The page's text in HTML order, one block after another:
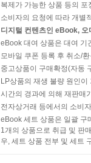
복제가 가능한 상품 등의
소비자의 요청에 따라 개별
디지털 컨텐츠인 eBook,
eBook 대여 상품은 대여 기
모바일 쿠폰 등록 후 취소/
중고상품이 구매확정(자동
LP상품의 재생 불량 원인
시간의 경과에 의해 재판매
전자상거래 등에서의 소비
eBook 세트 상품은 일괄 구
1개의 상품으로 취급 및 판
우, 세트 상품 전부 및 세트